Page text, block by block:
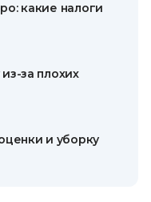
какие налоги
за плохих
и уборку